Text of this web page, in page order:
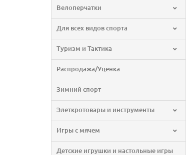
Велоперчатки
Для всех видов спорта
Туризм и Тактика
Распродажа/Уценка
Зимний спорт
Элеткротовары и инструменты
Игры с мячем
Детские игрушки и настольные игры